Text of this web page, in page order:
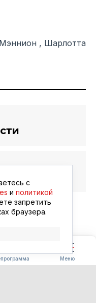
Меню
, Шарлотта
с
и политикой
запретить
браузера.